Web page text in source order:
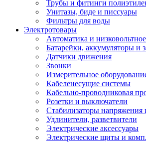
Трубы и фитинги
Унитазы, биде и писсуары
Фильтры для воды
Электротовары
Автоматика и
Батарейки, аккумуляторы и
Датчики движения
Звонки
Измерительное
Кабеленесущие системы
Кабельно-проводниковая
Розетки и выключатели
Стабилизаторы
Удлинители, разветвители
Электрические аксессуары
Электрические щиты и